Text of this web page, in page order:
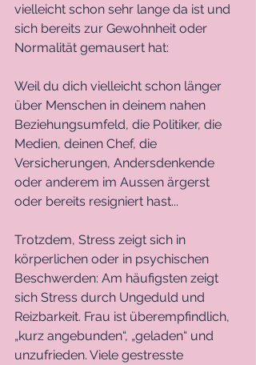
vielleicht schon sehr lange da ist und
sich bereits zur Gewohnheit oder
Normalität gemausert hat:
Weil du dich vielleicht schon länger
über Menschen in deinem nahen
Beziehungsumfeld, die Politiker, die
Medien, deinen Chef, die
Versicherungen, Andersdenkende
oder anderem im Aussen ärgerst
oder bereits resigniert hast...
Trotzdem, Stress zeigt sich in
körperlichen oder in psychischen
Beschwerden: Am häufigsten zeigt
sich Stress durch Ungeduld und
Reizbarkeit. Frau ist überempfindlich,
„kurz angebunden“, „geladen“ und
unzufrieden. Viele gestresste